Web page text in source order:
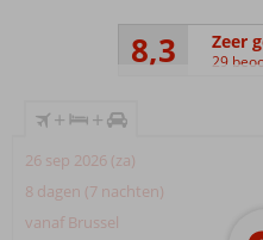
8,3 Zeer
29
+ +
26 sep 2026 (za)
8 dagen (7 nachten)
vanaf Brussel